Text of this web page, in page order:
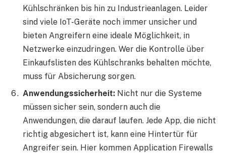
Kühlschränken bis hin zu Industrieanlagen. Leider
sind viele IoT-Geräte noch immer unsicher und
bieten Angreifern eine ideale Möglichkeit, in
Netzwerke einzudringen. Wer die Kontrolle über
Einkaufslisten des Kühlschranks behalten möchte,
muss für Absicherung sorgen.
Anwendungssicherheit: Nicht nur die Systeme
müssen sicher sein, sondern auch die
Anwendungen, die darauf laufen. Jede App, die nicht
richtig abgesichert ist, kann eine Hintertür für
Angreifer sein. Hier kommen Application Firewalls